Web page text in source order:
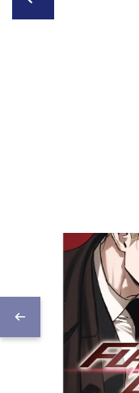
【轉生史萊姆】系列書